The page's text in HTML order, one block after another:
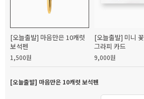
[오늘출발] 마음만은 10캐럿
보석펜
1,500원
[오늘출발] 미니
그라피 카드
9,000원
[오늘출발] 마음만은 10캐럿 보석펜